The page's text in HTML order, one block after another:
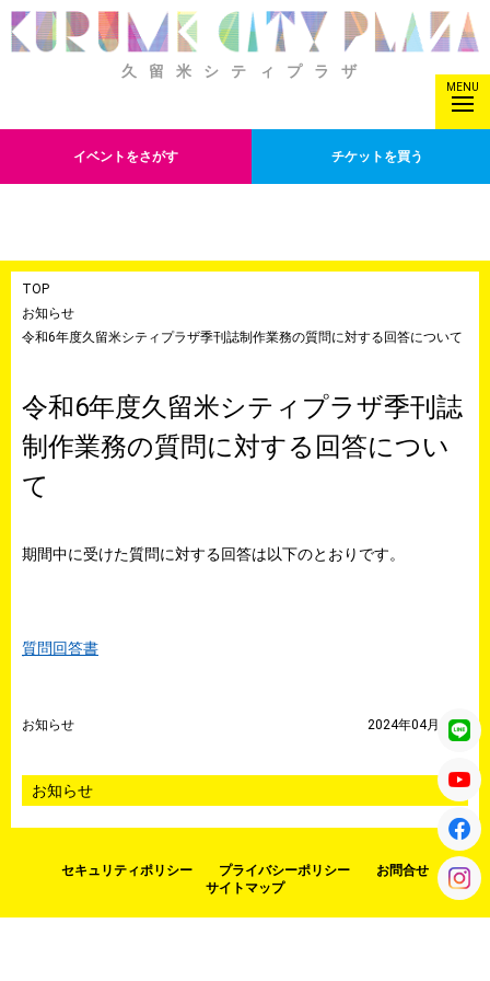
久留米シティプラザ
MENU
イベントをさがす チケットを買う
TOP
お知らせ
令和6年度久留米シティプラザ季刊誌制作業務の質問に対する回答について
令和6年度久留米シティプラザ季刊誌
制作業務の質問に対する回答につい
て
期間中に受けた質問に対する回答は以下のとおりです。
質問回答書
お知らせ 2024年04月11日
セキュリティポリシー プライバシーポリシー
お問合せ
サイトマップ